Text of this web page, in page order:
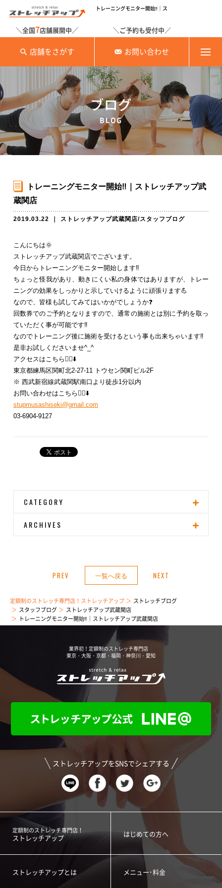
トレーニングモニター開始‼️｜ス
＼全国7店舗展開中／
店舗をさがす
＼ご予約も受付中／
お問い合わせ
ブログ
BLOG
トレーニングモニター開始‼️｜ストレッチアップ武
蔵関店
2019.03.22 ストレッチアップ武蔵関店/スタッフブログ
こんにちは🌞
ストレッチアップ武蔵関店でございます。
今日からトレーニングモニター開始します‼️
ちょっと怪我があり、動きにくい私の身体ではありますが、トレー
ニングの効果をしっかりと示していけるように頑張ります💪
なので、皆様も試してみてはいかがでしょうか❓
回数券でのご予約となりますので、通常の施術とは別に予約を取っ
ていただく事が可能です‼️
なのでトレーニング後に施術を受けるという事も出来ちゃいます‼️
是非お試しくださいませ^_^
アクセスはこちら💁‍♀️⬇️
東京都練馬区関町北2-27-11 トウセン関町ビル2F
※ 西武新宿線武蔵関駅南口より徒歩1分以内
お問い合わせはこちら💁‍♂️⬇️
stupmusashiseki@gmail.com
03-6904-9127
CATEGORY
ARCHIVES
PREV 一覧へ戻る NEXT
定額制のストレッチ専門店！ストレッチアップ
ストレッチブログ
スタッフブログ
ストレッチアップ武蔵関店
トレーニングモニター開始‼️｜ストレッチアップ武蔵関店
業界初！定額制のストレッチ専門店
東京・大阪・京都・福岡・神奈川・愛知
ストレッチアップをSNSでシェアする
定額制のストレッチ専門店！
ストレッチアップ
はじめての方へ
ストレッチアップとは メニュー･料金